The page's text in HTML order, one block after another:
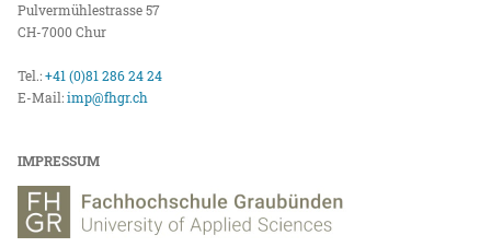
Pulvermühlestrasse 57
CH-7000 Chur
Tel.:+41 (0)81 286 24 24
E-Mail:imp@fhgr.ch
IMPRESSUM